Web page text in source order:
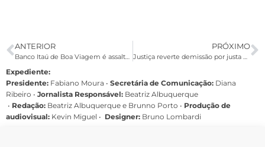
ANTERIOR
Banco Itaú de Boa Viagem é assaltado
PRÓXIMO
Justiça reverte demissão por justa causa de ex-gerente do Bradesco
Expediente:
Presidente: Fabiano Moura • Secretária de Comunicação: Diana
Ribeiro • Jornalista Responsável: Beatriz Albuquerque
• Redação: Beatriz Albuquerque e Brunno Porto • Produção de
audiovisual: Kevin Miguel • Designer: Bruno Lombardi